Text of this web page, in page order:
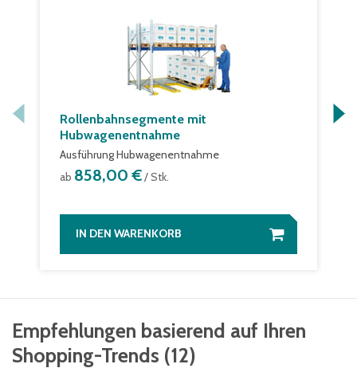
Rollenbahnsegmente mit
Hubwagenentnahme
Ausführung Hubwagenentnahme
ab 858,00 €/ Stk.
IN DEN WARENKORB
Empfehlungen basierend auf Ihren
Shopping-Trends (12)